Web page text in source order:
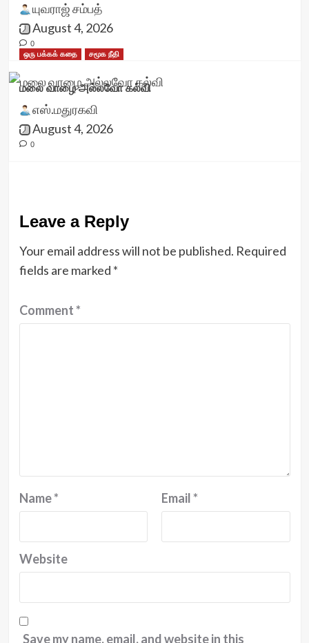
யுவராஜ் சம்பத்
August 4, 2026
0
ஒரு பக்கக் கதை
சமூக நீதி
மலை வாழை அல்லவோ கல்வி
எஸ்.மதுரகவி
August 4, 2026
0
Leave a Reply
Your email address will not be published. Required
fields are marked *
Comment*
Name* Email*
Website
Save my name, email, and website in this